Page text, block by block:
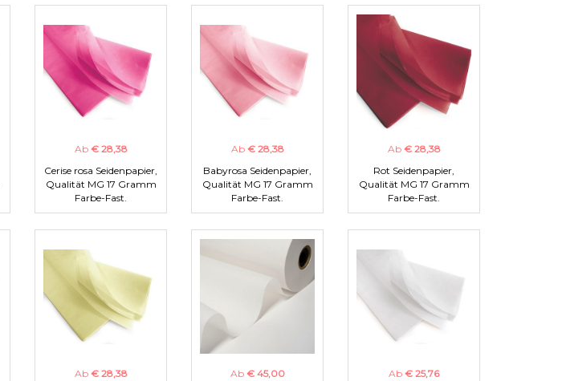
Ab € 28,38
Cerise rosa Seidenpapier,
Qualität MG 17 Gramm
Farbe-Fast.
Ab € 28,38
Babyrosa Seidenpapier,
Qualität MG 17 Gramm
Farbe-Fast.
Ab € 28,38
Rot Seidenpapier,
Qualität MG 17 Gramm
Farbe-Fast.
Ab € 28,38
Ab € 45,00
Ab € 25,76